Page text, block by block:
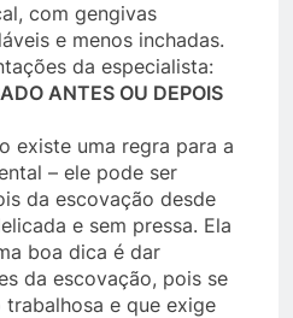
com gengivas
e menos inchadas.
da especialista:
ANTES OU DEPOIS
existe uma regra para a
– ele pode ser
da escovação desde
e sem pressa. Ela
boa dica é dar
da escovação, pois se
e que exige